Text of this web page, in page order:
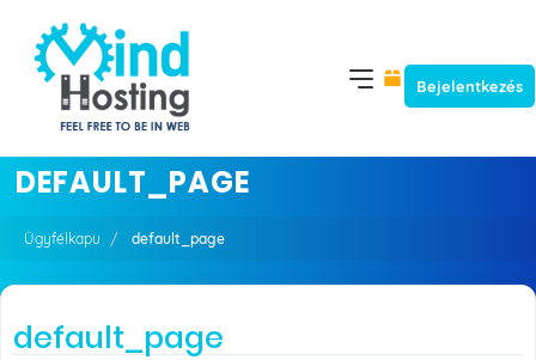
Bejelentkezés
DEFAULT_PAGE
Ügyfélkapu default_page
default_page